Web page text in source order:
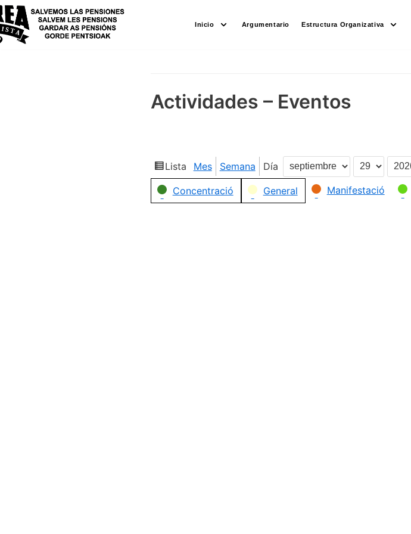
Saltar
al
contenido
Inicio Argumentario Estructura Organizativa
Actividades – Eventos
Ver
como
Lista Mes Semana Día
Mes
Día
Año
Categorías
Concentració General Manifestació